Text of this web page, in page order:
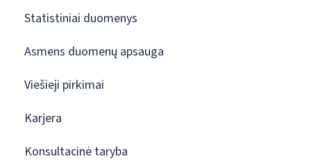
Statistiniai duomenys
Asmens duomenų apsauga
Viešieji pirkimai
Karjera
Konsultacinė taryba